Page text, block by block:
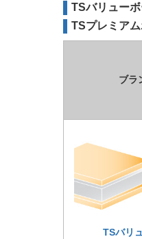
TSバリュー
TSプレミア
ブラ
TSバリ